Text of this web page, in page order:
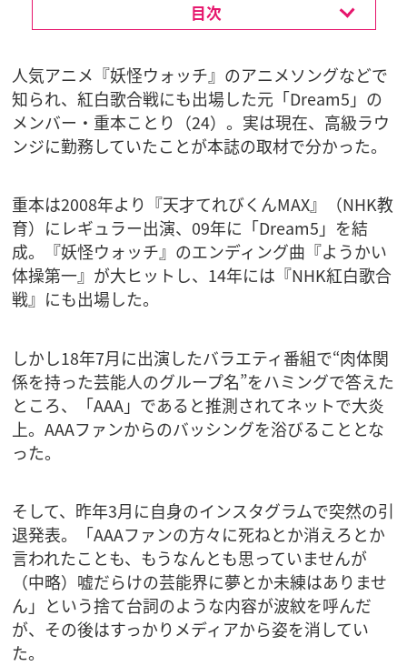
目次
人気アニメ『妖怪ウォッチ』のアニメソングなどで
知られ、紅白歌合戦にも出場した元「Dream5」の
メンバー・重本ことり（24）。実は現在、高級ラウ
ンジに勤務していたことが本誌の取材で分かった。
重本は2008年より『天才てれびくんMAX』（NHK教
育）にレギュラー出演、09年に「Dream5」を結
成。『妖怪ウォッチ』のエンディング曲『ようかい
体操第一』が大ヒットし、14年には『NHK紅白歌合
戦』にも出場した。
しかし18年7月に出演したバラエティ番組で“肉体関
係を持った芸能人のグループ名”をハミングで答えた
ところ、「AAA」であると推測されてネットで大炎
上。AAAファンからのバッシングを浴びることとな
った。
そして、昨年3月に自身のインスタグラムで突然の引
退発表。「AAAファンの方々に死ねとか消えろとか
言われたことも、もうなんとも思っていませんが
（中略）嘘だらけの芸能界に夢とか未練はありませ
ん」という捨て台詞のような内容が波紋を呼んだ
が、その後はすっかりメディアから姿を消してい
た。